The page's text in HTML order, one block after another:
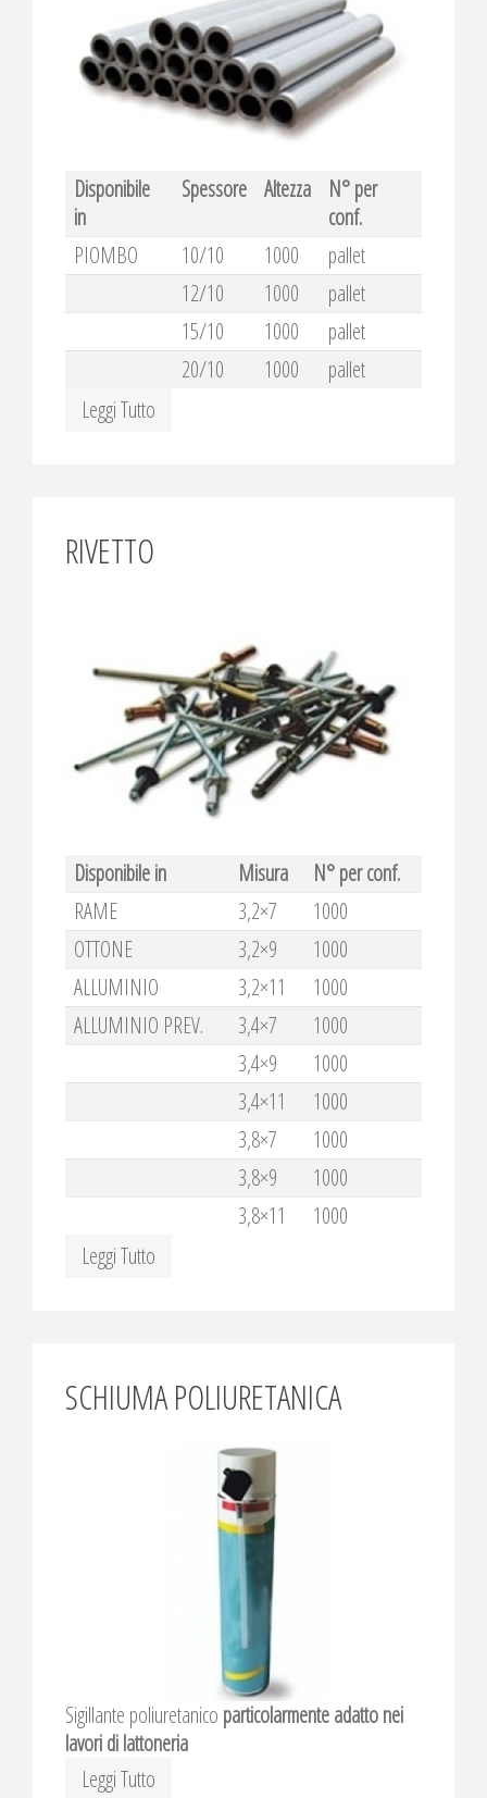
Disponibile
in
Spessore Altezza
N° per
conf.
PIOMBO
10/10 1000
pallet
12/10
1000
pallet
15/10
1000
pallet
20/10
1000
pallet
Leggi Tutto
RIVETTO
Disponibile in Misura
N° per conf.
RAME
3,2×7
1000
OTTONE
3,2×9
1000
ALLUMINIO
3,2×11
1000
ALLUMINIO PREV.
3,4×7
1000
3,4×9
1000
3,4×11
1000
3,8×7
1000
3,8×9
1000
3,8×11
1000
Leggi Tutto
SCHIUMA POLIURETANICA
Sigillante poliuretanico particolarmente adatto nei
lavori di lattoneria
Leggi Tutto